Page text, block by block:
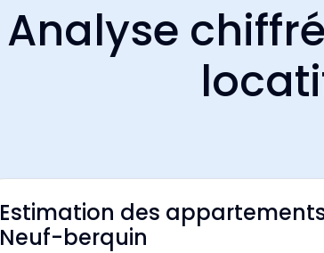
Analyse
Estimation des
Neuf-berquin